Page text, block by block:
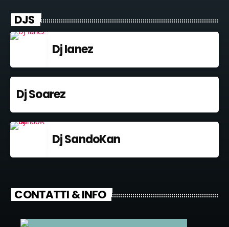
DJS
Dj Ianez
Dj Soarez
Dj SandoKan
CONTATTI & INFO